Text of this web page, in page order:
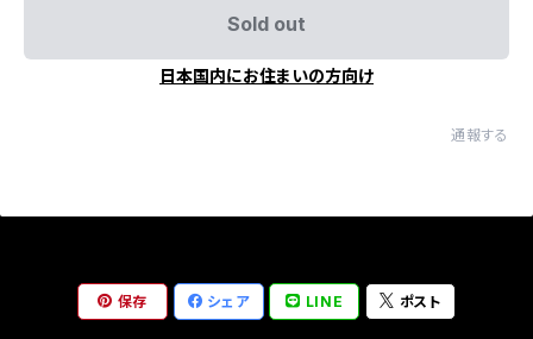
Sold out
日本国内にお住まいの方向け
通報する
保存 シェア LINE ポスト